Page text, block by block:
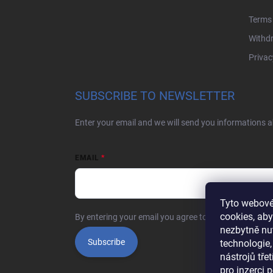
Tyto
cookies,
nezbytně
nástrojů
pro inzerci
SUBSCRIBE TO NEWSLETTER
Enter your email and we will send you informations
EMAIL
By entering your email you agree to theprivacy
Subscribe